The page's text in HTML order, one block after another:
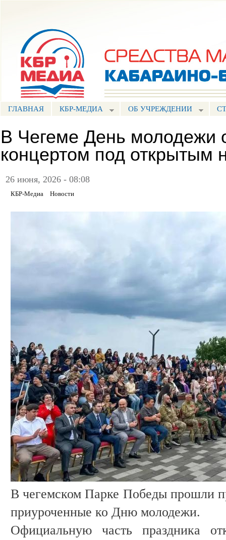
ГЛАВНАЯ КБР-МЕДИА ОБ УЧРЕЖДЕНИИ
В Чегеме День молодежи
концертом под открытым
26 июня, 2026 - 08:08
КБР-Медиа Новости
В чегемском Парке Победы прошли
приуроченные ко Дню молодежи.
Официальную часть праздника